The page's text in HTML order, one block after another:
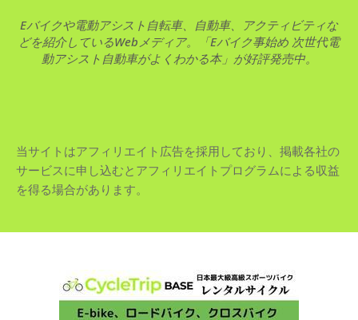
Eバイクや電動アシスト自転車、自動車、アクティビティな
どを紹介しているWebメディア。「Eバイク事始め 次世代電
動アシスト自動車がよくわかる本」が好評発売中。
当サイトはアフィリエイト広告を採用しており、掲載各社の
サービスに申し込むとアフィリエイトプログラムによる収益
を得る場合があります。